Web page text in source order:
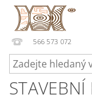
566 573 072